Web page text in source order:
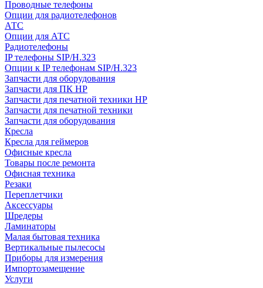
Проводные телефоны
Опции для радиотелефонов
АТС
Опции для АТС
Радиотелефоны
IP телефоны SIP/H.323
Опции к IP телефонам SIP/H.323
Запчасти для оборудования
Запчасти для ПК HP
Запчасти для печатной техники HP
Запчасти для печатной техники
Запчасти для оборудования
Кресла
Кресла для геймеров
Офисные кресла
Товары после ремонта
Офисная техника
Резаки
Переплетчики
Аксессуары
Шредеры
Ламинаторы
Малая бытовая техника
Вертикальные пылесосы
Приборы для измерения
Импортозамещение
Услуги